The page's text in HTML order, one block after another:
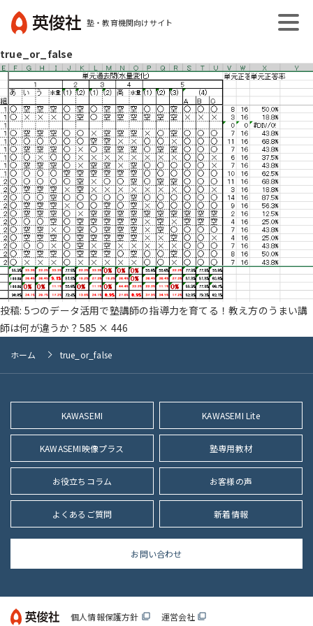
ン
ツ
へ
ス
キ
ッ
プ
塾・教育機関向けサイト
俊
社
true_or_false
投稿: 5つのデータ活用で塾講師の指導力を育てる！教え方のうまい講
師は何が違うか？ フ
サ
585 × 446
ホーム true_or_false
KAWASEMI KAWASEMI Lite
KAWASEMI映像プラス 塾専用教材
お役立ちコラム お客様の声
よくあるご質問 新着情報
お問い合わせ
個人情報保護方針 filter_none 運営会社 filter_none